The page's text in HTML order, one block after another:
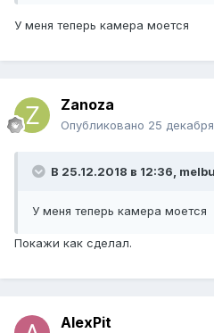
У меня теперь камера моется
Zanoza
Опубликовано 25
В 25.12.2018 в 12:36,
У меня теперь камера моется
Покажи как сделал.
AlexPit